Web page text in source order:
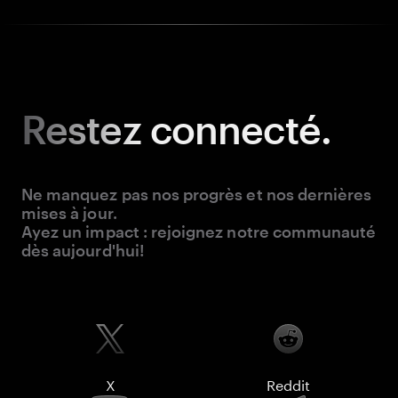
Restezconnecté.
Ne manquez pas nos progrès et nos dernières
mises à jour.
Ayez un impact : rejoignez notre communauté
dès aujourd'hui!
X Reddit